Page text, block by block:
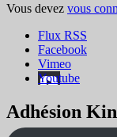
Vous devez vous
Flux RSS
Facebook
Vimeo
Youtube
Adhésion